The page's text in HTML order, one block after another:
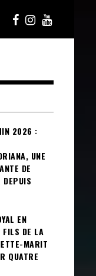
2026 :
UNE
DE
DEPUIS
EN
FILS DE LA
MARIT
QUATRE